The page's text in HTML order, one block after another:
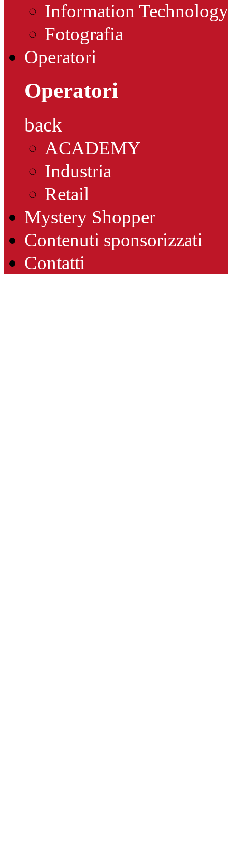
Information Technology
Fotografia
Operatori
Operatori
back
ACADEMY
Industria
Retail
Mystery Shopper
Contenuti sponsorizzati
Contatti